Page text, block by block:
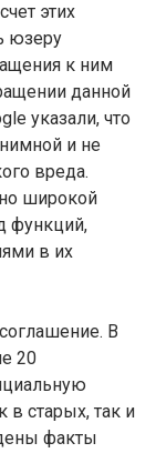
этих
юзеру
к ним
данной
указали, что
и не
вреда.
широкой
функций,
в их
В
20
в старых, так и
факты